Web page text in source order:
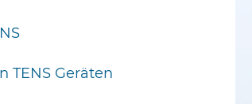
TENS Geräten